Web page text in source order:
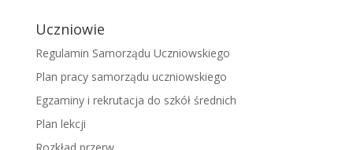
Uczniowie
Regulamin Samorządu Uczniowskiego
Plan pracy samorządu uczniowskiego
Egzaminy i rekrutacja do szkół średnich
Plan lekcji